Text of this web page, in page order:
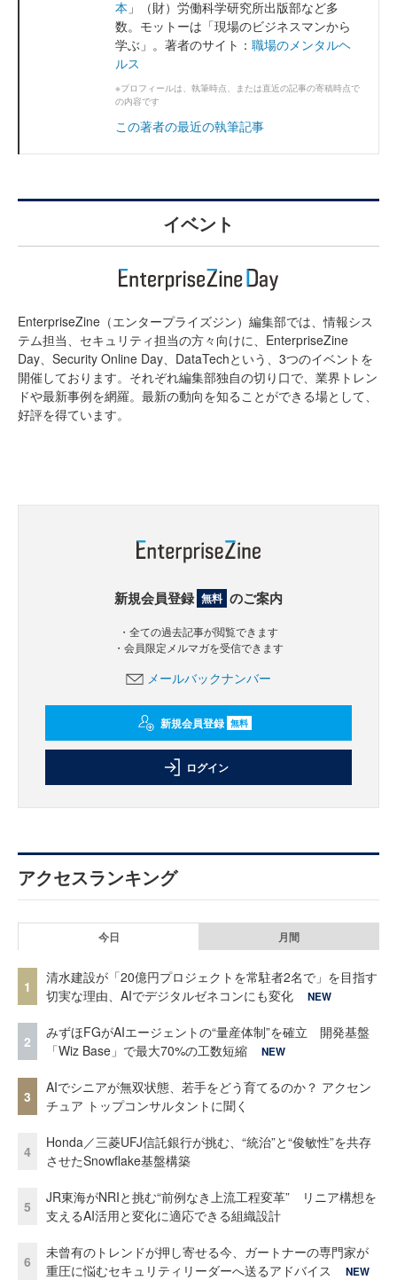
本 」（財）労働科学研究所出版部など多
数。モットーは「現場のビジネスマンから
学ぶ」。著者のサイト： 職場のメンタルヘ
ルス
※プロフィールは、執筆時点、または直近の記事の寄稿時点で
の内容です
この著者の最近の執筆記事
イベント
EnterpriseZine（エンタープライズジン）編集部では、情報シス
テム担当、セキュリティ担当の方々向けに、EnterpriseZine
Day、Security Online Day、DataTechという、3つのイベントを
開催しております。それぞれ編集部独自の切り口で、業界トレン
ドや最新事例を網羅。最新の動向を知ることができる場として、
好評を得ています。
新規会員登録 無料 のご案内
・全ての過去記事が閲覧できます
・会員限定メルマガを受信できます
メールバックナンバー
新規会員登録 無料
ログイン
アクセスランキング
今日 月間
1
清水建設が「20億円プロジェクトを常駐者2名で」を目指す
切実な理由、AIでデジタルゼネコンにも変化
NEW
2
みずほFGがAIエージェントの“量産体制”を確立 開発基盤
「Wiz Base」で最大70%の工数短縮
NEW
3
AIでシニアが無双状態、若手をどう育てるのか？ アクセン
チュア トップコンサルタントに聞く
4
Honda／三菱UFJ信託銀行が挑む、“統治”と“俊敏性”を共存
させたSnowflake基盤構築
5
JR東海がNRIと挑む“前例なき上流工程変革” リニア構想を
支えるAI活用と変化に適応できる組織設計
6
未曾有のトレンドが押し寄せる今、ガートナーの専門家が
重圧に悩むセキュリティリーダーへ送るアドバイス
NEW